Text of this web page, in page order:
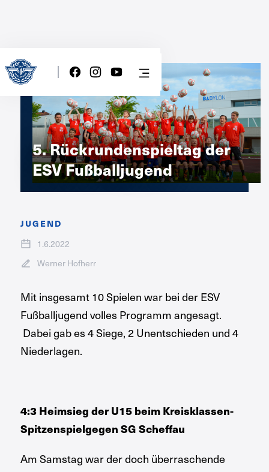
5. Rückrundenspieltag der
ESV Fußballjugend
JUGEND
1.6.2022
Werner Hofherr
Mit insgesamt 10 Spielen war bei der ESV
Fußballjugend volles Programm angesagt.
Dabei gab es 4 Siege, 2 Unentschieden und 4
Niederlagen.
4:3 Heimsieg der U15 beim Kreisklassen-
Spitzenspielgegen SG Scheffau
Am Samstag war der doch überraschende